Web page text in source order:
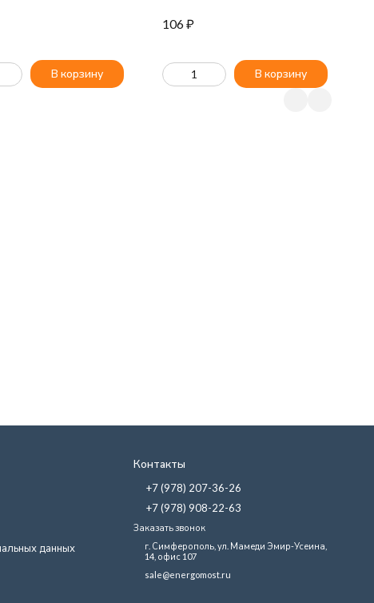
В корзину
106₽
В корзину
данных
Контакты
+7 (978) 207-36-26
+7 (978) 908-22-63
Заказать звонок
г. Симферополь, ул. Мамеди Эмир-Усеина,
14, офис 107
sale@energomost.ru